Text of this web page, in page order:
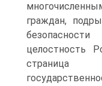
граждан,
целостность
страница